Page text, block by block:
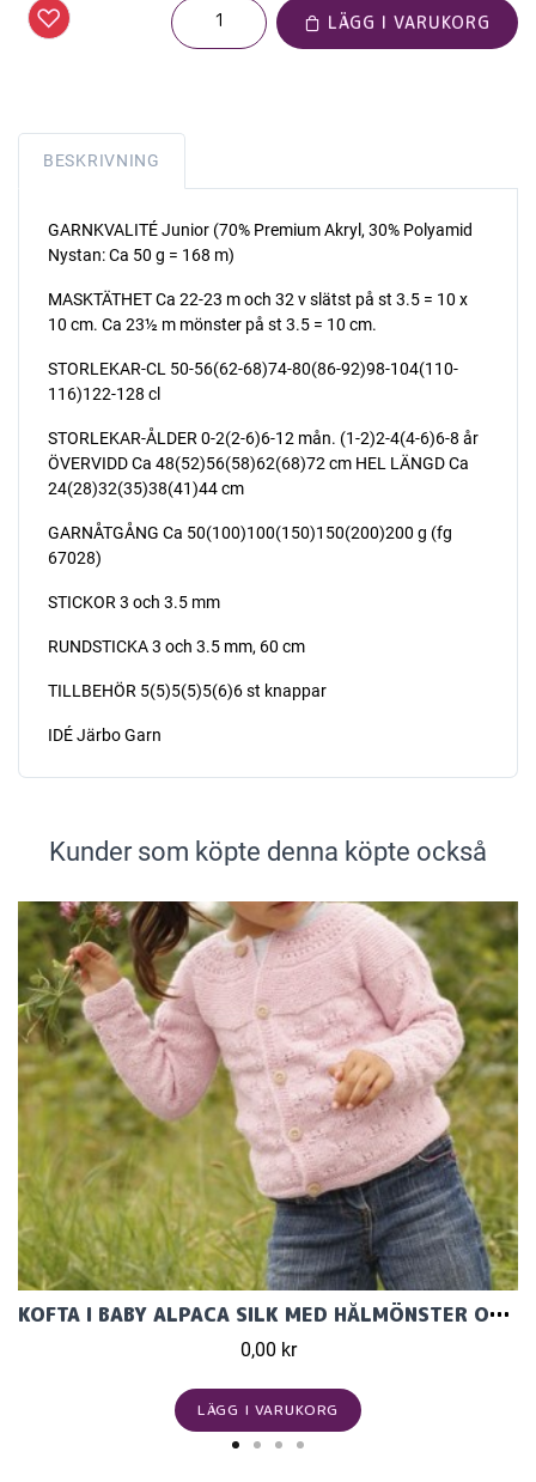
LÄGG I VARUKORG
BESKRIVNING
GARNKVALITÉ Junior (70% Premium Akryl, 30% Polyamid
Nystan: Ca 50 g = 168 m)
MASKTÄTHET Ca 22-23 m och 32 v slätst på st 3.5 = 10 x
10 cm. Ca 23½ m mönster på st 3.5 = 10 cm.
STORLEKAR-CL 50-56(62-68)74-80(86-92)98-104(110-
116)122-128 cl
STORLEKAR-ÅLDER 0-2(2-6)6-12 mån. (1-2)2-4(4-6)6-8 år
ÖVERVIDD Ca 48(52)56(58)62(68)72 cm HEL LÄNGD Ca
24(28)32(35)38(41)44 cm
GARNÅTGÅNG Ca 50(100)100(150)150(200)200 g (fg
67028)
STICKOR 3 och 3.5 mm
RUNDSTICKA 3 och 3.5 mm, 60 cm
TILLBEHÖR 5(5)5(5)5(6)6 st knappar
IDÉ Järbo Garn
Kunder som köpte denna köpte också
KOFTA I BABY ALPACA SILK MED HÅLMÖNSTER OCH RUNT O
0,00 kr
LÄGG I VARUKORG